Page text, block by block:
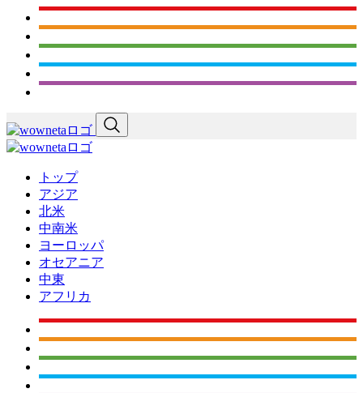
トップ
アジア
北米
中南米
ヨーロッパ
オセアニア
中東
アフリカ